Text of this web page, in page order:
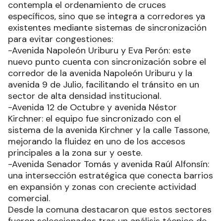
contempla el ordenamiento de cruces
específicos, sino que se integra a corredores ya
existentes mediante sistemas de sincronización
para evitar congestiones:
-Avenida Napoleón Uriburu y Eva Perón: este
nuevo punto cuenta con sincronización sobre el
corredor de la avenida Napoleón Uriburu y la
avenida 9 de Julio, facilitando el tránsito en un
sector de alta densidad institucional.
-Avenida 12 de Octubre y avenida Néstor
Kirchner: el equipo fue sincronizado con el
sistema de la avenida Kirchner y la calle Tassone,
mejorando la fluidez en uno de los accesos
principales a la zona sur y oeste.
-Avenida Senador Tomás y avenida Raúl Alfonsín:
una intersección estratégica que conecta barrios
en expansión y zonas con creciente actividad
comercial.
Desde la comuna destacaron que estos sectores